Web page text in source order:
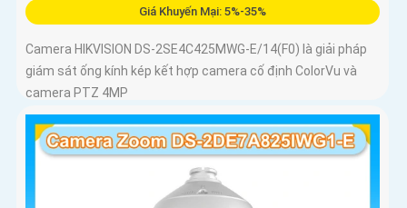
Giá Khuyến Mại: 5%-35%
Camera HIKVISION DS-2SE4C425MWG-E/14(F0) là giải pháp
giám sát ống kính kép kết hợp camera cố định ColorVu và
camera PTZ 4MP